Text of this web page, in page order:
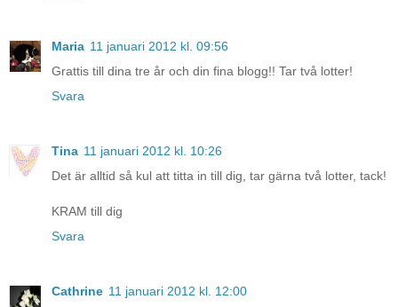
Maria 11 januari 2012 kl. 09:56
Grattis till dina tre år och din fina blogg!! Tar två lotter!
Svara
Tina 11 januari 2012 kl. 10:26
Det är alltid så kul att titta in till dig, tar gärna två lotter, tack!
KRAM till dig
Svara
Cathrine 11 januari 2012 kl. 12:00